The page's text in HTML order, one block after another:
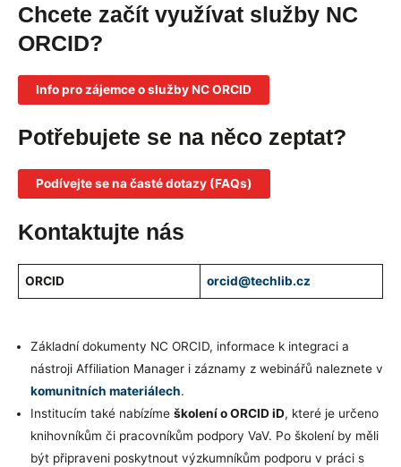
Chcete začít využívat služby NC
ORCID?
Info pro zájemce o služby NC ORCID
Potřebujete se na něco zeptat?
Podívejte se na časté dotazy (FAQs)
Kontaktujte nás
ORCID orcid@techlib.cz
Základní dokumenty NC ORCID, informace k integraci a
nástroji Affiliation Manager i záznamy z webinářů naleznete v
komunitních materiálech.
Institucím také nabízíme školení o ORCID iD, které je určeno
knihovníkům či pracovníkům podpory VaV. Po školení by měli
být připraveni poskytnout výzkumníkům podporu v práci s